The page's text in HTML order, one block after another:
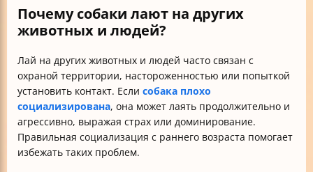
Почему собаки лают на других
животных и людей?
Лай на других животных и людей часто связан с
охраной территории, настороженностью или попыткой
установить контакт. Если собака плохо
социализирована, она может лаять продолжительно и
агрессивно, выражая страх или доминирование.
Правильная социализация с раннего возраста помогает
избежать таких проблем.